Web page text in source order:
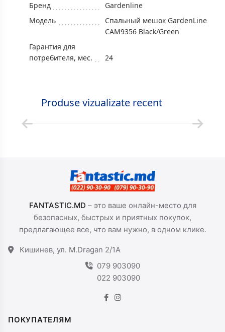
Бренд
Gardenline
Модель
Спальный мешок GardenLine
CAM9356 Black/Green
Гарантия для
потребителя, мес.
24
Produse vizualizate recent
FANTASTIC.MD – это ваше онлайн-место для
безопасных, быстрых и приятных покупок,
предлагающее все, что вам нужно, в одном клике.
Кишинев, ул. M.Dragan 2/1A
079 903090
022 903090
ПОКУПАТЕЛЯМ